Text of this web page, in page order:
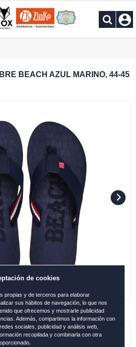
BEACH AZUL MARINO, 44-45
BEACH AZUL
de cookies
propias y de terceros para elaborar
sus hábitos de navegación, lo que nos
que ofrecemos y mostrarle publicidad
Además, compartimos la información con
sociales, publicidad y análisis web,
recopilada y combinarla con otra